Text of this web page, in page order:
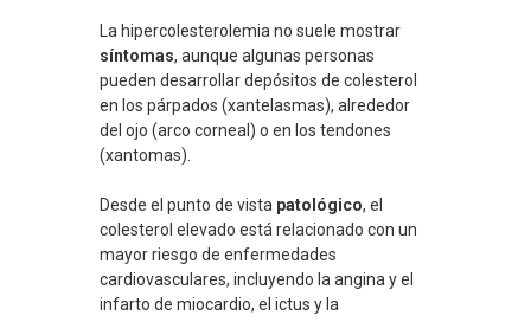
La hipercolesterolemia no suele mostrar
síntomas, aunque algunas personas
pueden desarrollar depósitos de colesterol
en los párpados (xantelasmas), alrededor
del ojo (arco corneal) o en los tendones
(xantomas).
Desde el punto de vista patológico, el
colesterol elevado está relacionado con un
mayor riesgo de enfermedades
cardiovasculares, incluyendo la angina y el
infarto de miocardio, el ictus y la